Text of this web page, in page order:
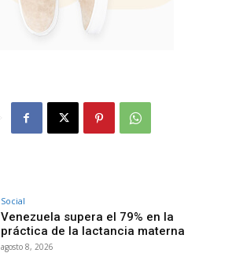
Social
Venezuela supera el 79% en la
práctica de la lactancia materna
agosto 8, 2026